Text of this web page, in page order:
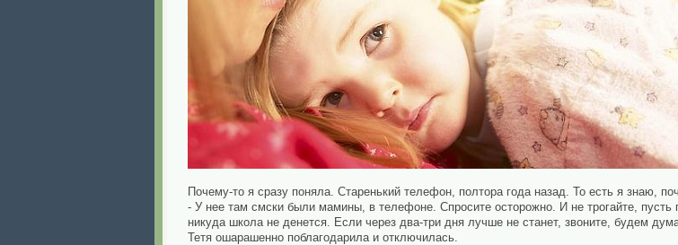
Почему-то я сразу поняла. Старенький телефон, полтора года назад. То есть я знаю,
- У нее там смски были мамины, в телефоне. Спросите осторожно. И не трогайте, пусть
никуда школа не денется. Если через два-три дня лучше не станет, звоните, будем
Тетя ошарашенно поблагодарила и отключилась.